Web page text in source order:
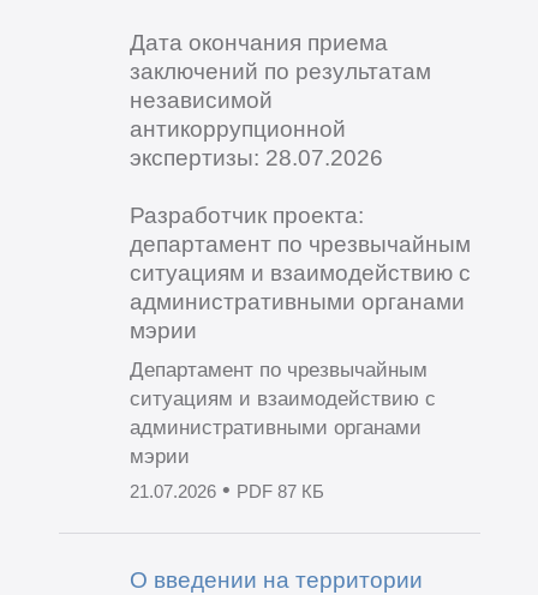
Дата окончания приема
заключений по результатам
независимой
антикоррупционной
экспертизы: 28.07.2026
Разработчик проекта:
департамент по чрезвычайным
ситуациям и взаимодействию с
административными органами
мэрии
Департамент по чрезвычайным
ситуациям и взаимодействию с
административными органами
мэрии
21.07.2026• PDF 87 КБ
О введении на территории